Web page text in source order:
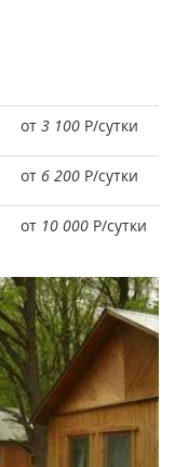
от 3 100 Р/сутки
от 6 200 Р/сутки
от 10 000 Р/сутки